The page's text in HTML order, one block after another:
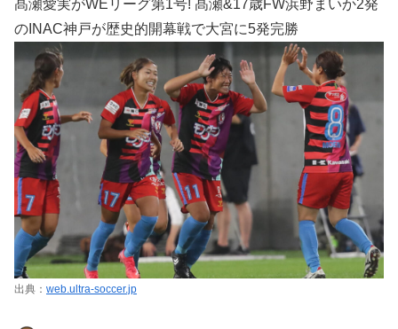
髙瀬愛実がWEリーグ第1号! 髙瀬&17歳FW浜野まいか2発
のINAC神戸が歴史的開幕戦で大宮に5発完勝
出典： web.ultra-soccer.jp